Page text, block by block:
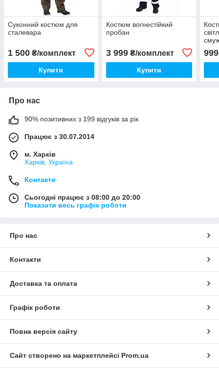
Суконний костюм для
сталевара
1 500 ₴/комплект
Купити
Костюм вогнестійкий
пробан
3 999₴/комплект
Купити
999
Про нас
90% позитивних з 199 відгуків за рік
Працює з 30.07.2014
м. Харків
Харків, Україна
Контакти
Сьогодні працює з 08:00 до 20:00
Показати весь графік роботи
Про нас
Контакти
Доставка та оплата
Графік роботи
Повна версія сайту
Сайт створено на маркетплейсі Prom.ua